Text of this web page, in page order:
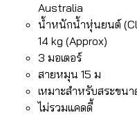
Australia
น้ำหนักน้ำหุ่นยนต์
14 kg (Approx)
3 มอเตอร์
สายหมุน 15 ม
เหมาะสำหรับสระขนา
ไม่รวมแคดดี้